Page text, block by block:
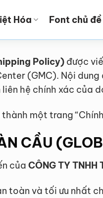
Hóa Font chủ đề
Policy) được
(GMC). Nội
hệ chính xác của
một trang
CẦU
của CÔNG TY TNHH
toàn và tối ưu nhất